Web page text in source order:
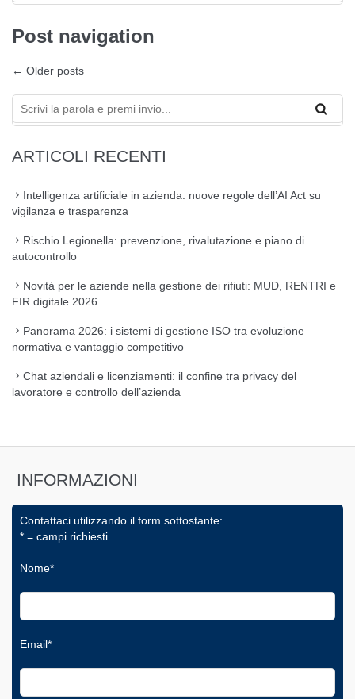
Post navigation
← Older posts
ARTICOLI RECENTI
Intelligenza artificiale in azienda: nuove regole dell’AI Act su
vigilanza e trasparenza
Rischio Legionella: prevenzione, rivalutazione e piano di
autocontrollo
Novità per le aziende nella gestione dei rifiuti: MUD, RENTRI e
FIR digitale 2026
Panorama 2026: i sistemi di gestione ISO tra evoluzione
normativa e vantaggio competitivo
Chat aziendali e licenziamenti: il confine tra privacy del
lavoratore e controllo dell’azienda
INFORMAZIONI
Contattaci utilizzando il form sottostante:
* = campi richiesti
Nome*
Email*